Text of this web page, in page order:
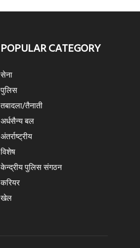
POPULAR CATEGORY
सेना
पुलिस
तबादला/तैनाती
अर्धसैन्य बल
अंतर्राष्ट्रीय
विशेष
केन्द्रीय पुलिस संगठन
करियर
खेल